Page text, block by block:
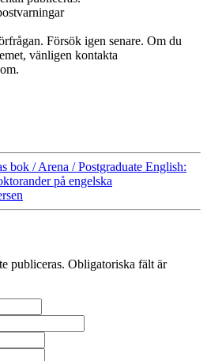
Försök igen senare. Om du
vänligen kontakta
.
bok / Arena / Postgraduate English:
på engelska
publiceras. Obligatoriska fält är